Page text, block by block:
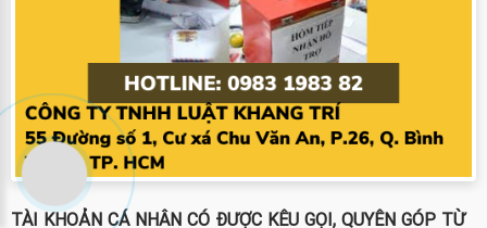
TÀI KHOẢN CÁ NHÂN CÓ ĐƯỢC KÊU GỌI, QUYÊN GÓP TỪ